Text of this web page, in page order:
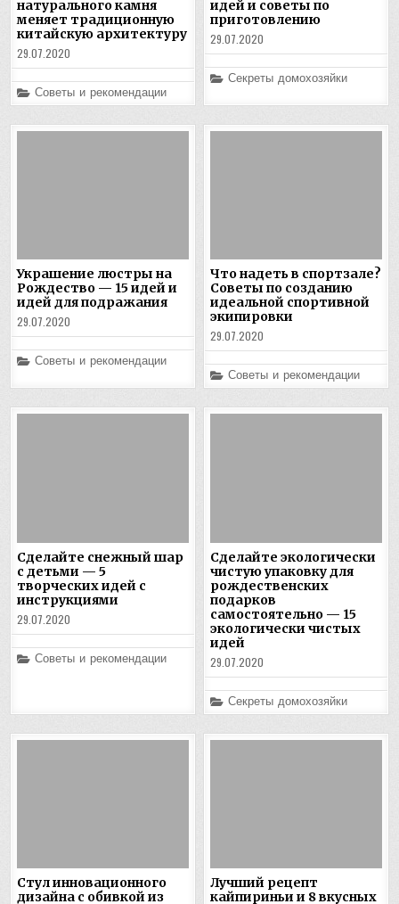
натурального камня
меняет традиционную
китайскую архитектуру
29.07.2020
Posted
in
Советы и рекомендации
идей и советы по
приготовлению
29.07.2020
Posted
Секреты домохозяйки
Украшение люстры на
Рождество — 15 идей и
идей для подражания
29.07.2020
Posted
Советы и рекомендации
Что надеть в спортзале?
Советы по созданию
идеальной спортивной
экипировки
29.07.2020
Posted
in
Советы и рекомендации
Сделайте снежный шар
с детьми — 5
творческих идей с
инструкциями
29.07.2020
Posted
Советы и рекомендации
Сделайте экологически
чистую упаковку для
рождественских
подарков
самостоятельно — 15
экологически чистых
идей
29.07.2020
Posted
in
Секреты домохозяйки
Стул инновационного
дизайна с обивкой из
Лучший рецепт
кайпириньи и 8 вкусных